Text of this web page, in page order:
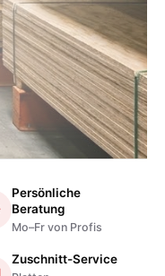
Persönliche
Beratung
Mo–Fr von Profis
Zuschnitt-Service